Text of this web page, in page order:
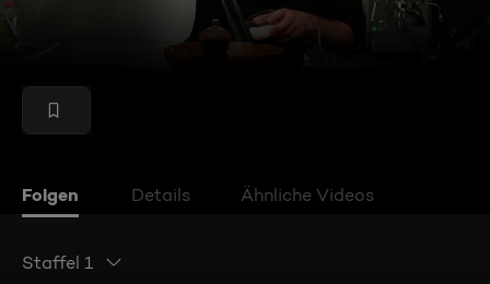
Folgen Details Ähnliche Videos
Staffel 1